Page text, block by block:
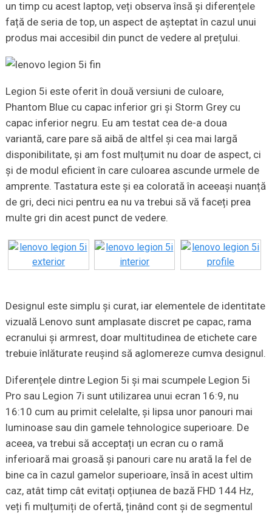
un timp cu acest laptop, veți observa însă și diferențele
față de seria de top, un aspect de așteptat în cazul unui
produs mai accesibil din punct de vedere al prețului.
Legion 5i este oferit în două versiuni de culoare,
Phantom Blue cu capac inferior gri și Storm Grey cu
capac inferior negru. Eu am testat cea de-a doua
variantă, care pare să aibă de altfel și cea mai largă
disponibilitate, și am fost mulțumit nu doar de aspect, ci
și de modul eficient în care culoarea ascunde urmele de
amprente. Tastatura este și ea colorată în aceeași nuanță
de gri, deci nici pentru ea nu va trebui să vă faceți prea
multe gri din acest punct de vedere.
Designul este simplu și curat, iar elementele de identitate
vizuală Lenovo sunt amplasate discret pe capac, rama
ecranului și armrest, doar multitudinea de etichete care
trebuie înlăturate reușind să aglomereze cumva designul.
Diferențele dintre Legion 5i și mai scumpele Legion 5i
Pro sau Legion 7i sunt utilizarea unui ecran 16:9, nu
16:10 cum au primit celelalte, și lipsa unor panouri mai
luminoase sau din gamele tehnologice superioare. De
aceea, va trebui să acceptați un ecran cu o ramă
inferioară mai groasă și panouri care nu arată la fel de
bine ca în cazul gamelor superioare, însă în acest ultim
caz, atât timp cât evitați opțiunea de bază FHD 144 Hz,
veți fi mulțumiți de ofertă, ținând cont și de segmentul